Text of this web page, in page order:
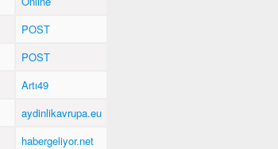
POST
POST
Artı49
aydinlikavrupa.eu
habergeliyor.net